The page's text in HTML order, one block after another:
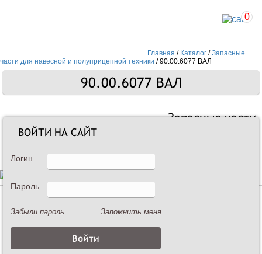
0
Главная / Каталог /Запасные
части для навесной и полуприцепной техники /90.00.6077 ВАЛ
90.00.6077 ВАЛ
Запасные части
Описание
90.00.6077 ВАЛ
ВОЙТИ НА САЙТ
Логин
Пароль
Забыли пароль Запомнить меня